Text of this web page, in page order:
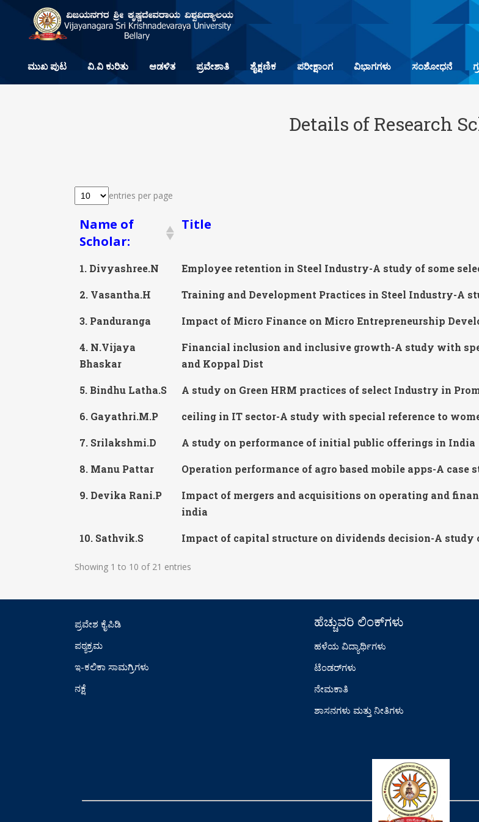
ಮುಖ ಪುಟ ವಿ.ವಿ ಕುರಿತು ಆಡಳಿತ ಪ್ರವೇಶಾತಿ ಶೈಕ್ಷಣಿಕ ಪರೀಕ್ಷಾಂಗ ವಿಭಾಗಗಳು ಸಂಶೋಧನೆ
Details of Research
entries per page
Name of
Scholar:
Title
1. Divyashree.N Employee retention in Steel Industry-A study of some
2. Vasantha.H Training and Development Practices in Steel Industry-A
3. Panduranga Impact of Micro Finance on Micro Entrepreneurship
4. N.Vijaya
Bhaskar
Financial inclusion and inclusive growth-A study with
and Koppal Dist
5. Bindhu Latha.S A study on Green HRM practices of select Industry in
6. Gayathri.M.P ceiling in IT sector-A study with special reference to
7. Srilakshmi.D A study on performance of initial public offerings in India
8. Manu Pattar Operation performance of agro based mobile apps-A
9. Devika Rani.P
Impact of mergers and acquisitions on operating and
india
10. Sathvik.S Impact of capital structure on dividends decision-A study
Showing 1 to 10 of 21 entries
ಪ್ರವೇಶ ಕೈಪಿಡಿ
ಪಠ್ಯಕ್ರಮ
ಇ-ಕಲಿಕಾ ಸಾಮಗ್ರಿಗಳು
ನಕ್ಷೆ
ಹೆಚ್ಚುವರಿ ಲಿಂಕ್‌ಗಳು
ಹಳೆಯ ವಿದ್ಯಾರ್ಥಿಗಳು
ಟೆಂಡರ್‌ಗಳು
ನೇಮಕಾತಿ
ಶಾಸನಗಳು ಮತ್ತು ನೀತಿಗಳು